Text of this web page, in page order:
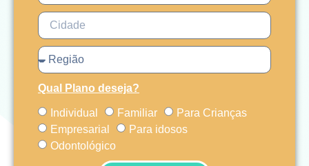
Qual Plano deseja?
Individual Familiar
Para Crianças
Empresarial
Para idosos
Odontológico